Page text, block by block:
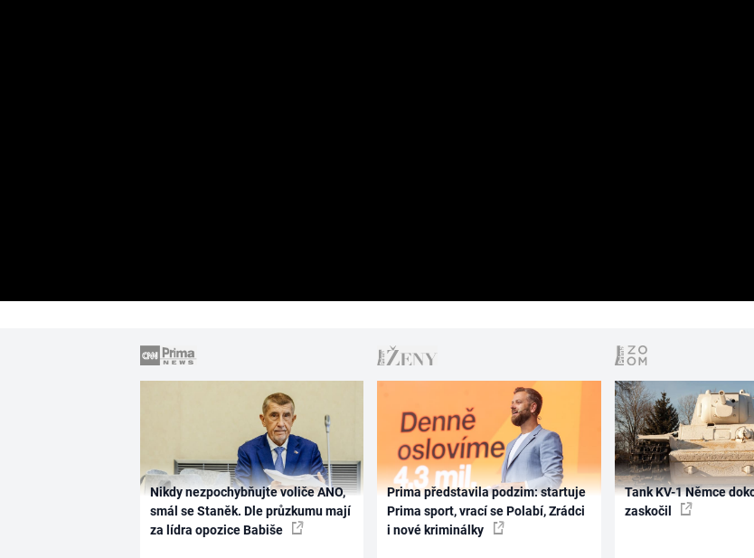
Nikdy nezpochybňujte voliče ANO,
smál se Staněk. Dle průzkumu mají
za lídra opozice Babiše
Prima představila podzim: startuje
Prima sport, vrací se Polabí, Zrádci
i nové kriminálky
Tank KV-1 Němce
zaskočil